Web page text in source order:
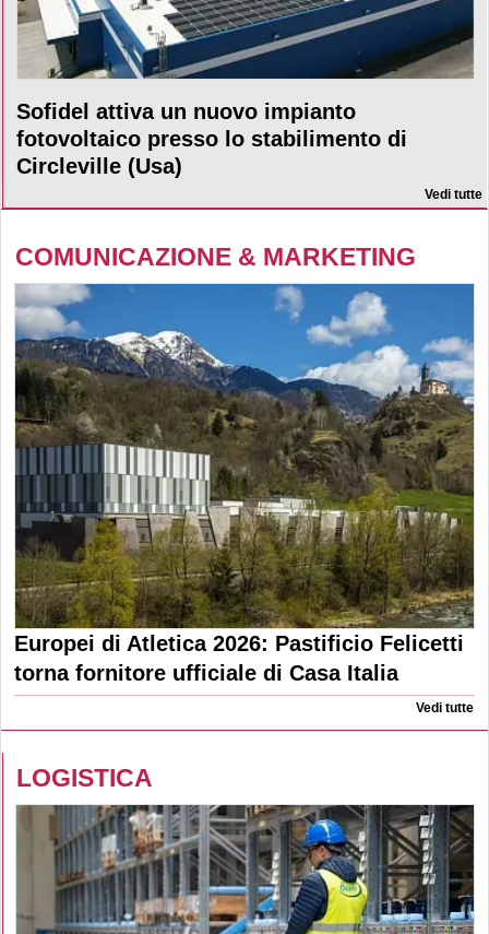
Sofidel attiva un nuovo impianto
fotovoltaico presso lo stabilimento di
Circleville (Usa)
Vedi tutte
COMUNICAZIONE & MARKETING
Europei di Atletica 2026: Pastificio Felicetti
torna fornitore ufficiale di Casa Italia
Vedi tutte
LOGISTICA